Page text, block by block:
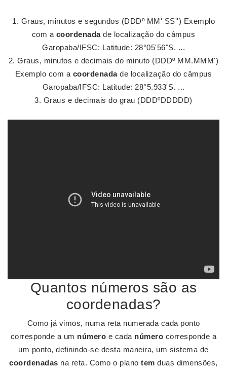
Graus, minutos e segundos (DDDº MM' SS'') Exemplo
com a coordenadade localização do câmpus
Garopaba/IFSC: Latitude: 28°05'56"S. ...
Graus, minutos e decimais do minuto (DDDº MM.MMM')
Exemplo com a coordenadade localização do câmpus
Garopaba/IFSC: Latitude: 28°5.933'S. ...
Graus e decimais do grau (DDDºDDDDD)
Quantos números são as
coordenadas?
Como já vimos, numa reta numerada cada ponto
corresponde a um número e cada número corresponde a
um ponto, definindo-se desta maneira, um sistema de
coordenadas na reta. Como o planotem duas dimensões,